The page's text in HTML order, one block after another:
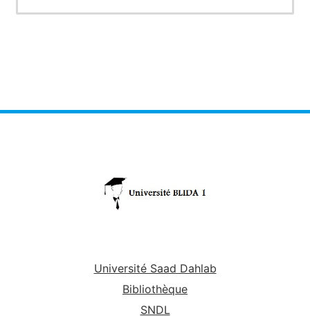
Université Saad Dahlab
Bibliothèque
SNDL